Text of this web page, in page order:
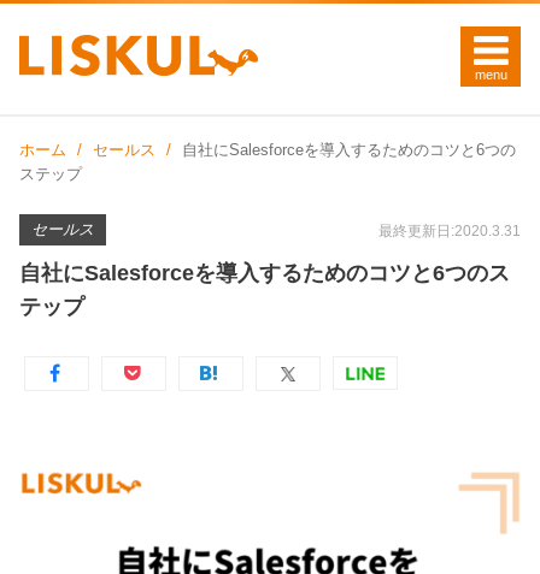
ホーム セールス
自社にSalesforceを導入するためのコツと6つの
ステップ
セールス 最終更新日:2020.3.31
自社にSalesforceを導入するためのコツと6つのス
テップ